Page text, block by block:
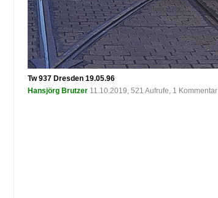
Tw 937 Dresden 19.05.96
Hansjörg Brutzer 11.10.2019, 521 Aufrufe, 1 Kommentar